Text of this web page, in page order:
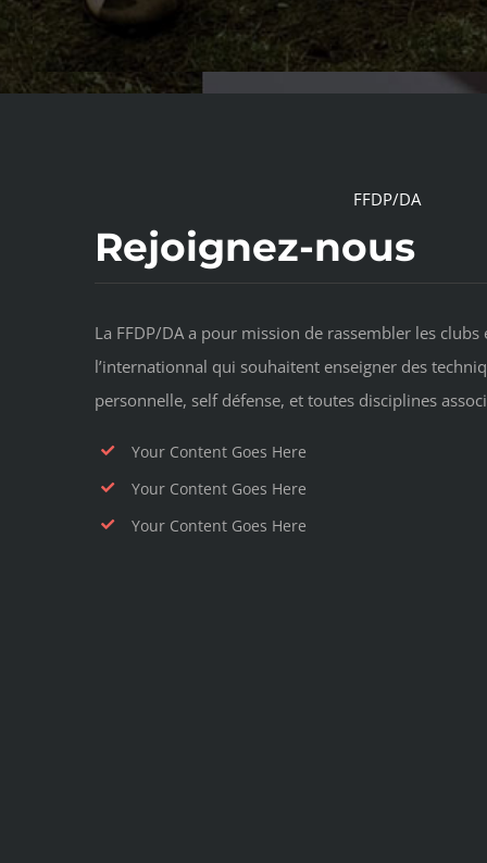
FFDP/DA
Rejoignez-nous
La FFDP/DA a pour mission de rassembler les clubs
l’internationnal qui souhaitent enseigner des
personnelle, self défense, et toutes disciplines
Your Content Goes Here
Your Content Goes Here
Your Content Goes Here